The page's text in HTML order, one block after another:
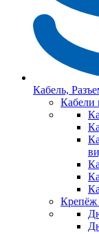
Кабель,
Кабели
Крепёж